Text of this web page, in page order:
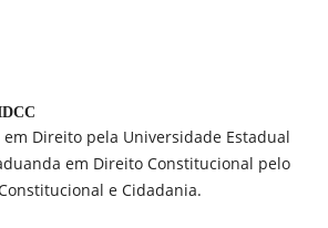
Direito pela Universidade Estadual
em Direito Constitucional pelo
e Cidadania.